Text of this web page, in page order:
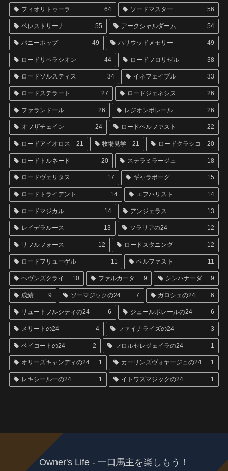
フィオリトゥーラ 64 ソードマスター 56
ペレストリーナ 55 アークシャルダーム 54
バニーホップ 49 ハリウッドメモリー 49
ロードリベラシオン 44 ロードフロリゼル 38
ロードソルスティス 34 イネフェイブル 33
ロードステラート 27 ロードジェネシス 26
ファランドール 26 レジオンポレール 26
オフザチェイン 24 ロードベルファスト 22
ロードアイオロス 21 牧場見学 21 ロードクラシコ 20
ロードトルネード 20 ステラミラージュ 18
ロードヴェリタス 17 ギャラボーグ 15
ロードトライデント 14 エフハリスト 14
ロードマジカル 14 アンジェラス 13
レイデラルース 13 ソラリアの24 12
リフルフォース 12 ロードスタニング 12
ロードフリューゲル 11 ベルファスト 11
ヘヴンズクライ 10 ファルカータ 9 シンハナーダ 9
成績 9 ソーマジックの24 7 ガロシェの24 6
リュートフルシティの24 6 ジュールポレールの24 6
メリートの24 4 ファイナライズの24 3
ベイコートの24 2 フロルセレジェイラの24 1
オリーズキャンディの24 1 カーリンズヴォヤージュの24 1
レキシールーの24 1 イトワズマジックの24 1
Owner's Life - 一口馬主を楽しもう！